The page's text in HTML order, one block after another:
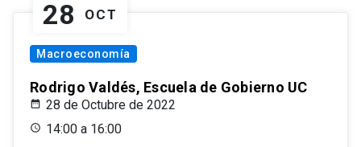
28 OCT
Macroeconomía
Rodrigo Valdés, Escuela de Gobierno UC
28 de Octubre de 2022
14:00 a 16:00